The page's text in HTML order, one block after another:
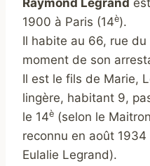
Raymond Legrand
1900 à Paris (14è).
Il habite au 66, rue
moment de son
Il est le fils de Marie,
lingère, habitant 9,
le 14è (selon le
reconnu en août
Eulalie Legrand).